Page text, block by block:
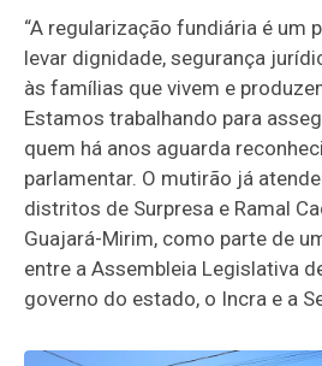
“A regularização fundiária é um
levar dignidade, segurança
às famílias que vivem e
Estamos trabalhando para
quem há anos aguarda
parlamentar. O mutirão já
distritos de Surpresa e Ramal
Guajará-Mirim, como parte de
entre a Assembleia Legislativa
governo do estado, o Incra e a